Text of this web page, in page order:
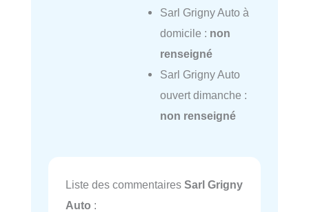
Sarl Grigny Auto à
domicile : non
renseigné
Sarl Grigny Auto
ouvert dimanche :
non renseigné
Liste des commentaires Sarl Grigny
Auto :